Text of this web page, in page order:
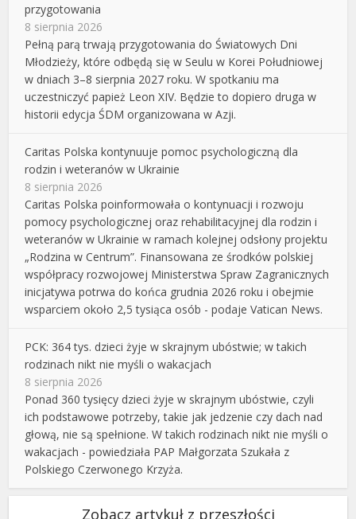
przygotowania
8 sierpnia 2026
Pełną parą trwają przygotowania do Światowych Dni
Młodzieży, które odbędą się w Seulu w Korei Południowej
w dniach 3–8 sierpnia 2027 roku. W spotkaniu ma
uczestniczyć papież Leon XIV. Będzie to dopiero druga w
historii edycja ŚDM organizowana w Azji.
Caritas Polska kontynuuje pomoc psychologiczną dla
rodzin i weteranów w Ukrainie
8 sierpnia 2026
Caritas Polska poinformowała o kontynuacji i rozwoju
pomocy psychologicznej oraz rehabilitacyjnej dla rodzin i
weteranów w Ukrainie w ramach kolejnej odsłony projektu
„Rodzina w Centrum”. Finansowana ze środków polskiej
współpracy rozwojowej Ministerstwa Spraw Zagranicznych
inicjatywa potrwa do końca grudnia 2026 roku i obejmie
wsparciem około 2,5 tysiąca osób - podaje Vatican News.
PCK: 364 tys. dzieci żyje w skrajnym ubóstwie; w takich
rodzinach nikt nie myśli o wakacjach
8 sierpnia 2026
Ponad 360 tysięcy dzieci żyje w skrajnym ubóstwie, czyli
ich podstawowe potrzeby, takie jak jedzenie czy dach nad
głową, nie są spełnione. W takich rodzinach nikt nie myśli o
wakacjach - powiedziała PAP Małgorzata Szukała z
Polskiego Czerwonego Krzyża.
Zobacz artykuł z przeszłości